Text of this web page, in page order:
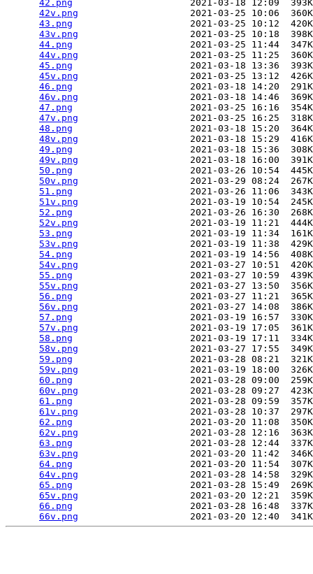
42.png
2021-03-18 12:09
42v.png
2021-03-25 10:06
43.png
2021-03-25 10:12
43v.png
2021-03-25 10:18
44.png
2021-03-25 11:44
44v.png
2021-03-25 11:25
45.png
2021-03-18 13:36
45v.png
2021-03-25 13:12
46.png
2021-03-18 14:20
46v.png
2021-03-18 14:46
47.png
2021-03-25 16:16
47v.png
2021-03-25 16:25
48.png
2021-03-18 15:20
48v.png
2021-03-18 15:29
49.png
2021-03-18 15:36
49v.png
2021-03-18 16:00
50.png
2021-03-26 10:54
50v.png
2021-03-29 08:24
51.png
2021-03-26 11:06
51v.png
2021-03-19 10:54
52.png
2021-03-26 16:30
52v.png
2021-03-19 11:21
53.png
2021-03-19 11:34
53v.png
2021-03-19 11:38
54.png
2021-03-19 14:56
54v.png
2021-03-27 10:51
55.png
2021-03-27 10:59
55v.png
2021-03-27 13:50
56.png
2021-03-27 11:21
56v.png
2021-03-27 14:08
57.png
2021-03-19 16:57
57v.png
2021-03-19 17:05
58.png
2021-03-19 17:11
58v.png
2021-03-27 17:55
59.png
2021-03-28 08:21
59v.png
2021-03-19 18:00
60.png
2021-03-28 09:00
60v.png
2021-03-28 09:27
61.png
2021-03-28 09:59
61v.png
2021-03-28 10:37
62.png
2021-03-20 11:08
62v.png
2021-03-28 12:16
63.png
2021-03-28 12:44
63v.png
2021-03-20 11:42
64.png
2021-03-20 11:54
64v.png
2021-03-28 14:58
65.png
2021-03-28 15:49
65v.png
2021-03-20 12:21
66.png
2021-03-28 16:48
66v.png